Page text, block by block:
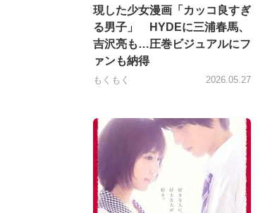
現した少女漫画「カッコ良すぎ
る男子」 HYDEに三浦春馬、
吉沢亮も…圧巻ビジュアルにフ
ァンも納得
もくもく 2026.05.27